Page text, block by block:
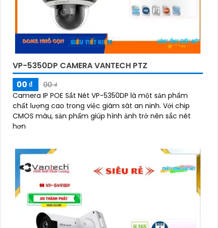
VP-5350DP CAMERA VANTECH PTZ
00 ₫
00 ₫
Camera IP POE Sắt Nét VP-5350DP là một sản phẩm
chất lượng cao trong việc giám sát an ninh. Với chip
CMOS màu, sản phẩm giúp hình ảnh trở nên sắc nét
hơn